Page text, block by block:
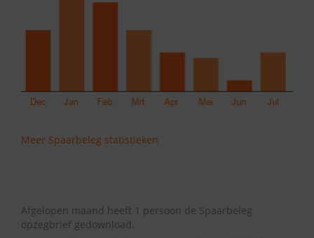
Meer Spaarbeleg statistieken
Afgelopen maand heeft 1 persoon de Spaarbeleg
opzegbrief gedownload.